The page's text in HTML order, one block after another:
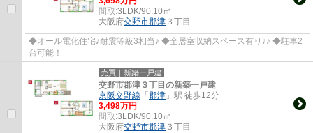
間取:3LDK/90.10㎡
大阪府交野市郡津 ３丁目
◆オール電化住宅♪耐震等級3相当♪ ◆全居室収納スペース有り♪♪ ◆駐車2
台可能！
売買｜新築一戸建
交野市郡津３丁目の新築一戸建
京阪交野線 「郡津 」駅 徒歩12分
3,498万円
間取:3LDK/90.10㎡
大阪府交野市郡津 ３丁目